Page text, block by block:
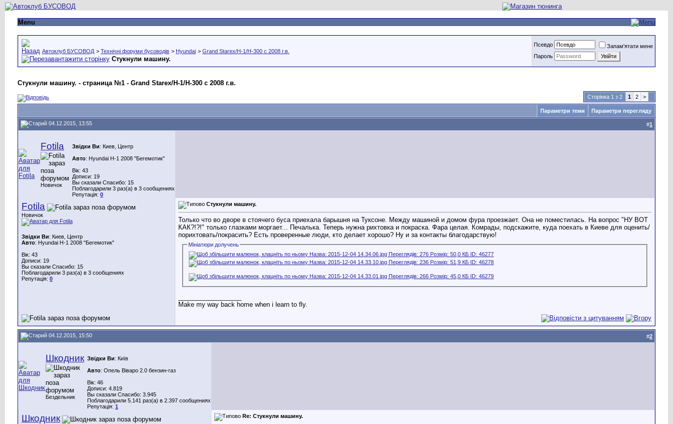
Menu
Автоклуб БУСОВОД > Технічні форуми бусоводів > Hyundai > Grand Starex/H-1/H-300 с 2008 г.в.
Стукнули машину.
Псевдо
Запам'ятати мене
Пароль
Стукнули машину. - страница №1 - Grand Starex/H-1/H-300 с 2008 г.в.
Сторінка 1 з 2 1 2 >
Параметри теми Параметри перегляду
04.12.2015, 13:55 #1
Fotila
Новичок
Звідки Ви: Киев, Центр
Авто: Hyundai H-1 2008 "Бегемотик"
Вік: 43
Дописи: 19
Вы сказали Спасибо: 15
Поблагодарили 3 раз(а) в 3 сообщениях
Репутація: 0
Fotila
Новичок
Звідки Ви: Киев, Центр
Авто: Hyundai H-1 2008 "Бегемотик"
Вік: 43
Дописи: 19
Вы сказали Спасибо: 15
Поблагодарили 3 раз(а) в 3 сообщениях
Репутація: 0
Стукнули машину.
Только что во дворе в стоячего буса приехала барышня на Туксоне. Между машиной и домом фура проезжает. Она не поместилась. На вопрос "НУ ВОТ
КАК?!?!" только глазками моргает... Печалька. Теперь нужна рихтовка и покраска. Фара целая. Комрады, подскажите, куда поехать в Киеве для оценить/
порихтовать/покрасить? Есть проверенные люди, кто делает хорошо? Ну и за контакты благодарствую!
Мініатюри долучень
Make my way back home when i learn to fly.
04.12.2015, 15:50 #2
Шкодник
Бездельник
Звідки Ви: Київ
Авто: Опель Віваро 2.0 бензин-газ
Вік: 46
Дописи: 4.819
Вы сказали Спасибо: 3.945
Поблагодарили 5.141 раз(а) в 2.397 сообщениях
Репутація: 1
Шкодник Re: Стукнули машину.